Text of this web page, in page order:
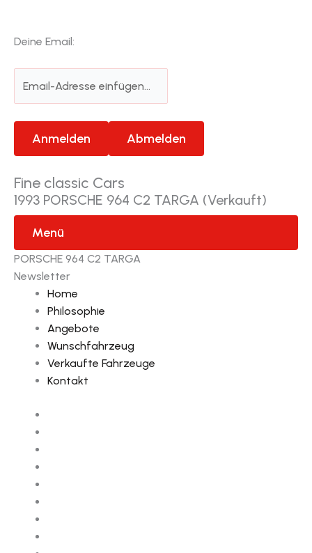
Deine Email:
Fine classic Cars
1993 PORSCHE 964 C2 TARGA (Verkauft)
Menü
PORSCHE 964 C2 TARGA
Newsletter
Home
Philosophie
Angebote
Wunschfahrzeug
Verkaufte Fahrzeuge
Kontakt